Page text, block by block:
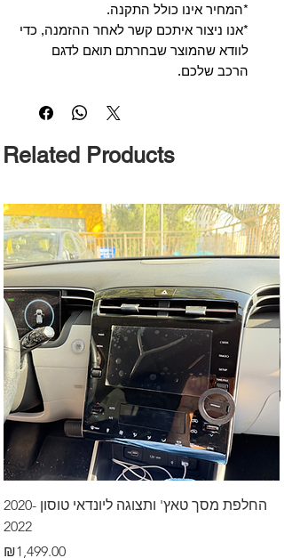
*המחיר אינו כולל התקנה.
*אנו ניצור איתכם קשר לאחר ההזמנה, כדי
לוודא שהמוצר שבחרתם תואם לדגם
הרכב שלכם.
Related Products
החלפת מסך טאץ' ותצוגה ליונדאי טוסון 2020-
2022
Price
₪1,499.00